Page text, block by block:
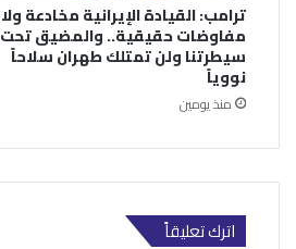
ترامب: القيادة الإيرانية مخادعة ولا
مفاوضات حقيقية.. والمضيق تحت
سيطرتنا ولن تمتلك طهران سلاحاً
نووياً
منذ يومين
اترك تعليقاً